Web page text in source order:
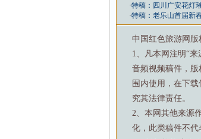
·特稿：四川广安花灯
·特稿：老乐山首届新
中国红色旅游网版
1、凡本网注明“
音频视频稿件，
围内使用，在下
究其法律责任。
2、本网其他来源
化，此类稿件不代